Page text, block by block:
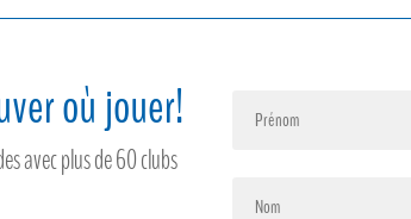
où jouer!
avec plus de 60 clubs